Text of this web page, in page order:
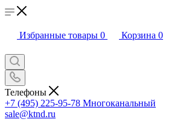
Избранные товары 0 Корзина 0
Телефоны
+7 (495) 225-95-78 Многоканальный
sale@ktnd.ru